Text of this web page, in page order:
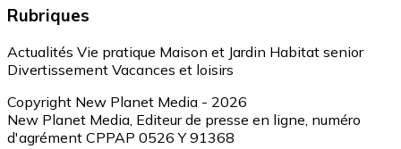
Rubriques
Actualités Vie pratique Maison et Jardin Habitat senior
Divertissement Vacances et loisirs
Copyright New Planet Media - 2026
New Planet Media, Editeur de presse en ligne, numéro
d'agrément CPPAP 0526 Y 91368